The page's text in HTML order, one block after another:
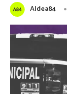
Aldea84